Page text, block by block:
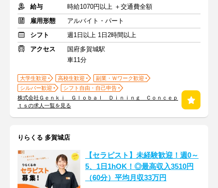
給与
時給1070円以上 ＋交通費全額
雇用形態
アルバイト・パート
シフト
週1日以上 1日2時間以上
アクセス
国府多賀城駅
車11分
大学生歓迎 高校生歓迎
副業・Ｗワーク歓迎
シルバー歓迎
シフト自由・自己申告
株式会社Ｇｅｎｋｉ Ｇｌｏｂａｌ Ｄｉｎｉｎｇ Ｃｏｎｃｅｐ
ｔｓの求人一覧を見る
りらくる 多賀城店
【セラピスト】未経験歓迎！週0～
5、1日1hOK！◎最高収入3510円
（60分）平均月収33万円